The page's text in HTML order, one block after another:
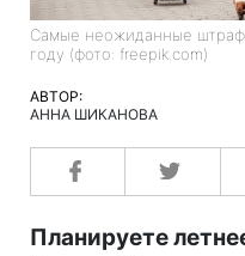
Самые неожиданные
году (фото: freepik.com)
АВТОР:
АННА ШИКАНОВА
Планируете